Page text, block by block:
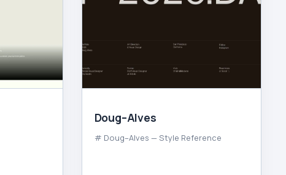
Doug–Alves
# Doug–Alves — Style Reference